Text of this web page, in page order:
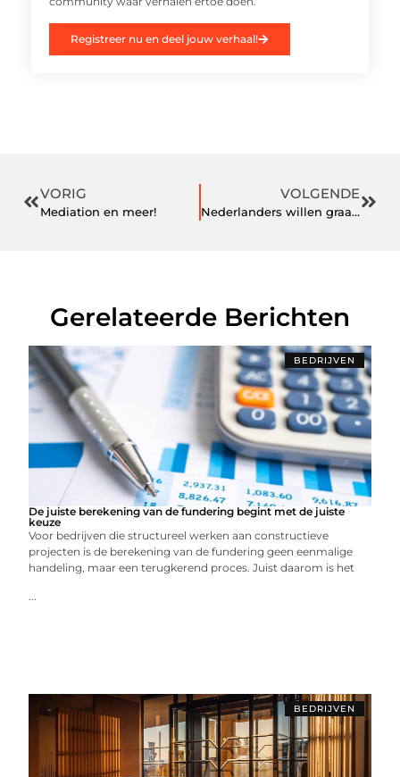
Registreer nu en deel jouw verhaal!
VORIG
Mediation en meer!
VOLGENDE
Nederlanders willen graag de lonen van collega’s weten
Gerelateerde Berichten
BEDRIJVEN
De juiste berekening van de fundering begint met de juiste
keuze
Voor bedrijven die structureel werken aan constructieve
projecten is de berekening van de fundering geen eenmalige
handeling, maar een terugkerend proces. Juist daarom is het
...
BEDRIJVEN